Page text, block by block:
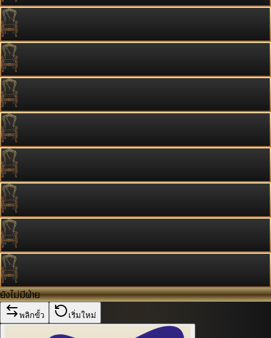
ยังไม่มีฝ่าย
พลิกขั้ว เริ่มใหม่